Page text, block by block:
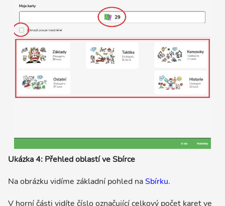
Ukázka 4: Přehled oblastí ve Sbírce
Na obrázku vidíme základní pohled naSbírku.
V horní části vidíte číslo označující celkový počet karet ve